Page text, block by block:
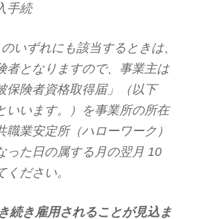
手続
いずれにも該当するときは、
者となりますので、事業主は
保険者資格取得届」（以下
いいます。）を事業所の所在
業安定所（ハローワーク）
った日の属する月の翌月 10
ださい。
続き雇用されることが見込ま